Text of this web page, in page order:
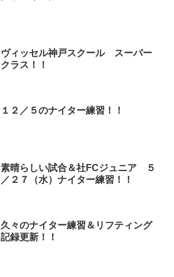
ヴィッセル神戸スクール スーパー
クラス！！
１２／５のナイター練習！！
素晴らしい試合＆社FCジュニア ５
／２７（水）ナイター練習！！
久々のナイター練習＆リフティング
記録更新！！